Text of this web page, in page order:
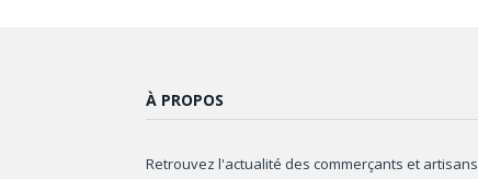
À PROPOS
Retrouvez l'actualité des commerçants et artisans